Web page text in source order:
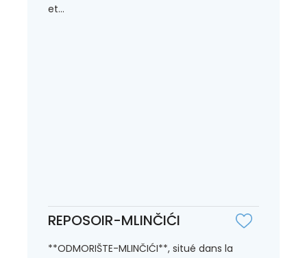
et...
REPOSOIR-MLINČIĆI
**ODMORIŠTE-MLINČIĆI**, situé dans la